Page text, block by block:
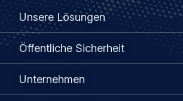
Footer
menu
Unsere Lösungen
Unsere
Lösungen
Öffentliche Sicherheit
Öffentliche
Sicherheit
Unternehmen